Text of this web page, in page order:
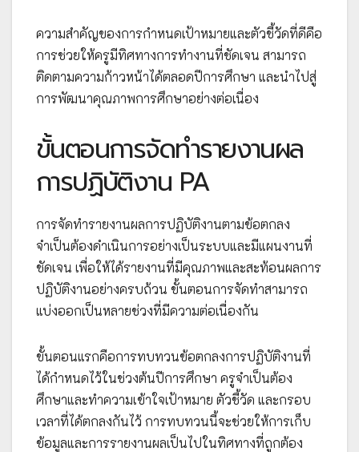
ความสำคัญของการกำหนดเป้าหมายและตัวชี้วัดที่ดีคือ
การช่วยให้ครูมีทิศทางการทำงานที่ชัดเจน สามารถ
ติดตามความก้าวหน้าได้ตลอดปีการศึกษา และนำไปสู่
การพัฒนาคุณภาพการศึกษาอย่างต่อเนื่อง
ขั้นตอนการจัดทำรายงานผล
การปฏิบัติงาน PA
การจัดทำรายงานผลการปฏิบัติงานตามข้อตกลง
จำเป็นต้องดำเนินการอย่างเป็นระบบและมีแผนงานที่
ชัดเจน เพื่อให้ได้รายงานที่มีคุณภาพและสะท้อนผลการ
ปฏิบัติงานอย่างครบถ้วน ขั้นตอนการจัดทำสามารถ
แบ่งออกเป็นหลายช่วงที่มีความต่อเนื่องกัน
ขั้นตอนแรกคือการทบทวนข้อตกลงการปฏิบัติงานที่
ได้กำหนดไว้ในช่วงต้นปีการศึกษา ครูจำเป็นต้อง
ศึกษาและทำความเข้าใจเป้าหมาย ตัวชี้วัด และกรอบ
เวลาที่ได้ตกลงกันไว้ การทบทวนนี้จะช่วยให้การเก็บ
ข้อมูลและการรายงานผลเป็นไปในทิศทางที่ถูกต้อง